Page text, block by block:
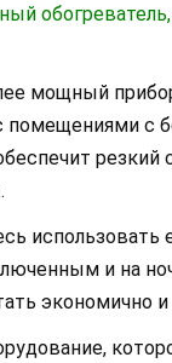
обогреватель,
мощный
помещениями с
резкий
использовать
и на
экономично